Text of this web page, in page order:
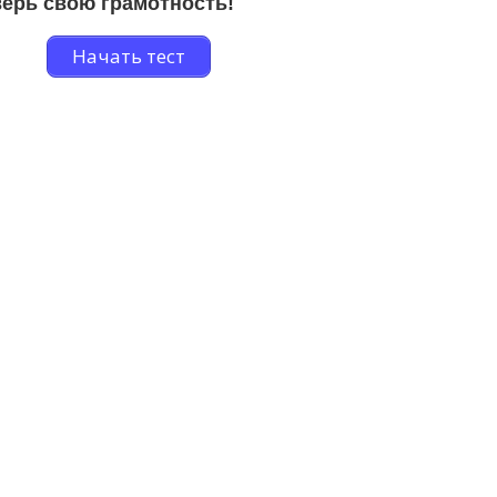
Начать тест